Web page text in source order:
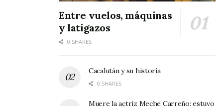
al municipio en el evento “Niño Gobernador
Edición Centenario 2017”, previsto para los
Niño Presidente Municipal
Entre vuelos, máquinas
y latigazos
0 SHARES
Cacalután y su historia
0 SHARES
Muere la actriz Meche Carreño; estuvo